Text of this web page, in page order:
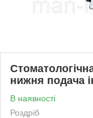
нижня подача
В наявності
Роздріб